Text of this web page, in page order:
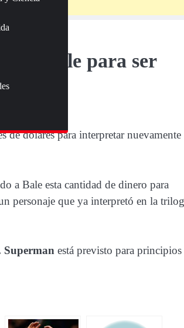
Bale para ser
de dólares para interpretar nuevamente
a Bale esta cantidad de dinero para
personaje que ya interpretó en la
Superman está previsto para principios